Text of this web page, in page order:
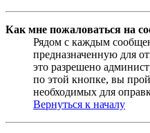
Как мне пожаловаться на
Рядом с каждым
предназначенную для
это разрешено
по этой кнопке, вы
необходимых для
Вернуться к началу